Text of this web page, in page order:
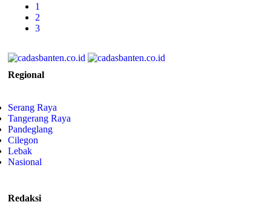
1
2
3
Regional
Serang Raya
Tangerang Raya
Pandeglang
Cilegon
Lebak
Nasional
Redaksi